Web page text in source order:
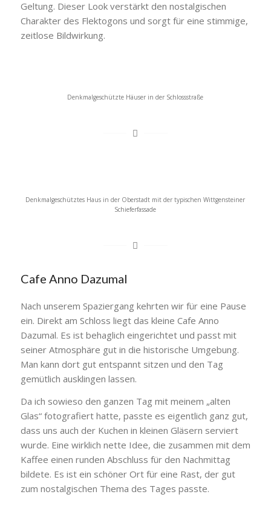
Geltung. Dieser Look verstärkt den nostalgischen
Charakter des Flektogons und sorgt für eine stimmige,
zeitlose Bildwirkung.
Denkmalgeschützte Häuser in der Schlossstraße
Denkmalgeschütztes Haus in der Oberstadt mit der typischen Wittgensteiner
Schieferfassade
Cafe Anno Dazumal
Nach unserem Spaziergang kehrten wir für eine Pause
ein. Direkt am Schloss liegt das kleine Cafe Anno
Dazumal. Es ist behaglich eingerichtet und passt mit
seiner Atmosphäre gut in die historische Umgebung.
Man kann dort gut entspannt sitzen und den Tag
gemütlich ausklingen lassen.
Da ich sowieso den ganzen Tag mit meinem „alten
Glas“ fotografiert hatte, passte es eigentlich ganz gut,
dass uns auch der Kuchen in kleinen Gläsern serviert
wurde. Eine wirklich nette Idee, die zusammen mit dem
Kaffee einen runden Abschluss für den Nachmittag
bildete. Es ist ein schöner Ort für eine Rast, der gut
zum nostalgischen Thema des Tages passte.